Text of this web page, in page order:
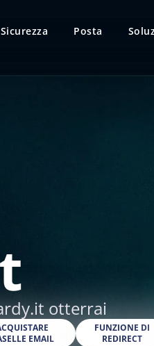
Sicurezza Posta
otterrai
EMAIL
FUNZIONE DI
REDIRECT